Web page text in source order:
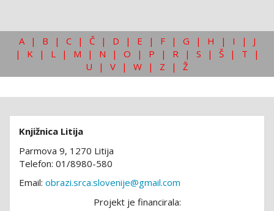
A | B | C | Č | D | E | F | G | H | I |
J
|
K | L | M | N | O | P | R | S | Š | T
|
U
| V | W | Z | Ž
Knjižnica Litija
Parmova 9, 1270 Litija
Telefon: 01/8980-580
Email: obrazi.srca.slovenije@gmail.com
Projekt je financirala: